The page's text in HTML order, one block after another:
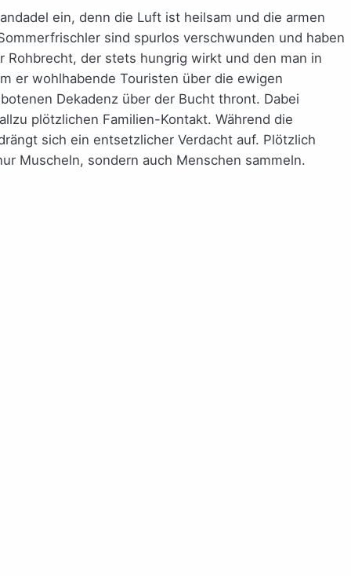
ein, denn die Luft ist heilsam und die armen
sind spurlos verschwunden und haben
Rohbrecht, der stets hungrig wirkt und den man in
er wohlhabende Touristen über die ewigen
Dekadenz über der Bucht thront. Dabei
plötzlichen Familien-Kontakt. Während die
sich ein entsetzlicher Verdacht auf. Plötzlich
Muscheln, sondern auch Menschen sammeln.